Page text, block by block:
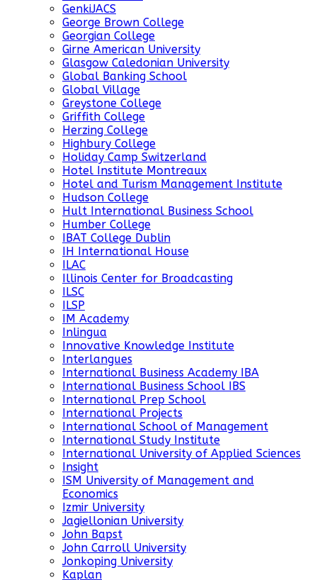
GenkiJACS
George Brown College
Georgian College
Girne American University
Glasgow Caledonian University
Global Banking School
Global Village
Greystone College
Griffith College
Herzing College
Highbury College
Holiday Camp Switzerland
Hotel Institute Montreaux
Hotel and Turism Management Institute
Hudson College
Hult International Business School
Humber College
IBAT College Dublin
IH International House
ILAC
Illinois Center for Broadcasting
ILSC
ILSP
IM Academy
Inlingua
Innovative Knowledge Institute
Interlangues
International Business Academy IBA
International Business School IBS
International Prep School
International Projects
International School of Management
International Study Institute
International University of Applied Sciences
Insight
ISM University of Management and
Economics
Izmir University
Jagiellonian University
John Bapst
John Carroll University
Jonkoping University
Kaplan